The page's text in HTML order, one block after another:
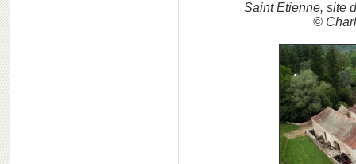
Saint Etienne, site
©